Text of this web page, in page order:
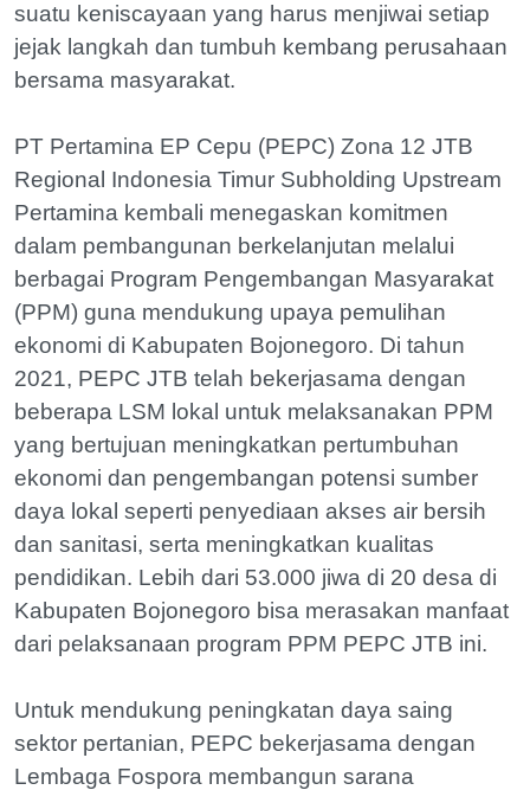
suatu keniscayaan yang harus menjiwai setiap
jejak langkah dan tumbuh kembang perusahaan
bersama masyarakat.
PT Pertamina EP Cepu (PEPC) Zona 12 JTB
Regional Indonesia Timur Subholding Upstream
Pertamina kembali menegaskan komitmen
dalam pembangunan berkelanjutan melalui
berbagai Program Pengembangan Masyarakat
(PPM) guna mendukung upaya pemulihan
ekonomi di Kabupaten Bojonegoro. Di tahun
2021, PEPC JTB telah bekerjasama dengan
beberapa LSM lokal untuk melaksanakan PPM
yang bertujuan meningkatkan pertumbuhan
ekonomi dan pengembangan potensi sumber
daya lokal seperti penyediaan akses air bersih
dan sanitasi, serta meningkatkan kualitas
pendidikan. Lebih dari 53.000 jiwa di 20 desa di
Kabupaten Bojonegoro bisa merasakan manfaat
dari pelaksanaan program PPM PEPC JTB ini.
Untuk mendukung peningkatan daya saing
sektor pertanian, PEPC bekerjasama dengan
Lembaga Fospora membangun sarana